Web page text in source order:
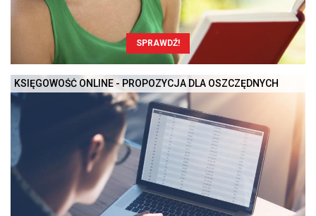
SPRAWDŹ!
KSIĘGOWOŚĆ ONLINE - PROPOZYCJA DLA OSZCZĘDNYCH